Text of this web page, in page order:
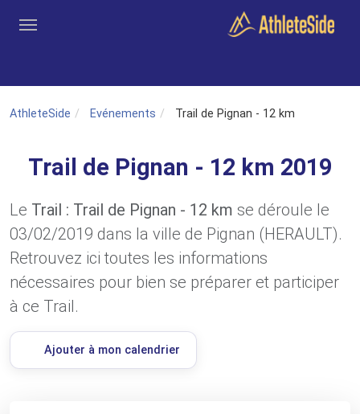
AthleteSide Evénements Trail de Pignan - 12 km
Trail de Pignan - 12 km 2019
Le Trail : Trail de Pignan - 12 km se déroule le
03/02/2019 dans la ville de Pignan (HERAULT).
Retrouvez ici toutes les informations
nécessaires pour bien se préparer et participer
à ce Trail.
Ajouter à mon calendrier